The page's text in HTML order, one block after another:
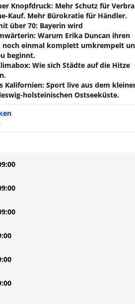
Knopfdruck: Mehr Schutz für
Kauf. Mehr Bürokratie für Händler.
über 70: Bayerin wird
Warum Erika Duncan ihren
noch einmal komplett umkrempelt
beginnt.
Wie sich Städte auf die Hitze
Kalifornien: Sport live aus dem
holsteinischen Ostseeküste.